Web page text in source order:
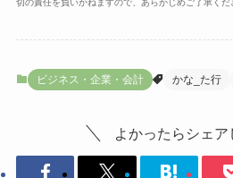
切の責任を負いかねますので、あらかじめご了承くだ
ビジネス・企業・会計 かな_た行
よかったらシェア